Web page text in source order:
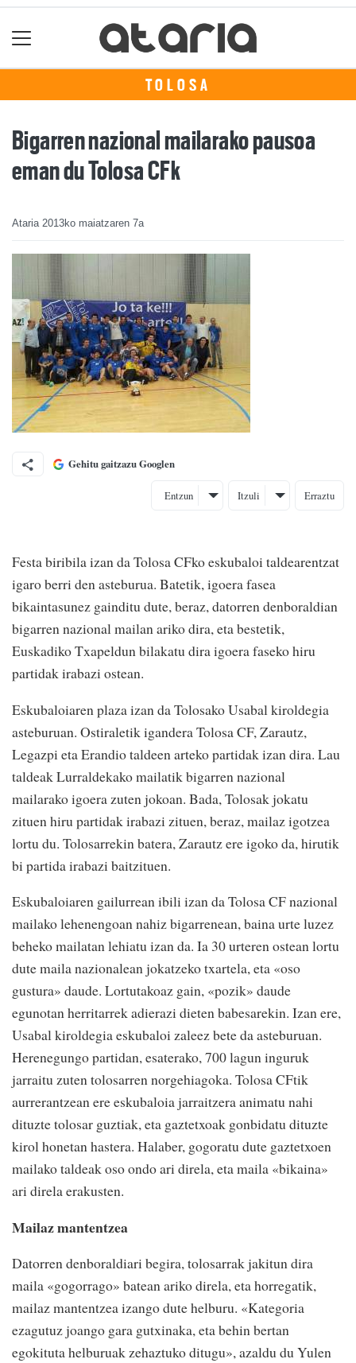
TOLOSA
Bigarren nazional mailarako pausoa
eman du Tolosa CFk
Ataria 2013ko maiatzaren 7a
Gehitu gaitzazu Googlen
Entzun Itzuli Erraztu
Festa biribila izan da Tolosa CFko eskubaloi taldearentzat
igaro berri den asteburua. Batetik, igoera fasea
bikaintasunez gainditu dute, beraz, datorren denboraldian
bigarren nazional mailan ariko dira, eta bestetik,
Euskadiko Txapeldun bilakatu dira igoera faseko hiru
partidak irabazi ostean.
Eskubaloiaren plaza izan da Tolosako Usabal kiroldegia
asteburuan. Ostiraletik igandera Tolosa CF, Zarautz,
Legazpi eta Erandio taldeen arteko partidak izan dira. Lau
taldeak Lurraldekako mailatik bigarren nazional
mailarako igoera zuten jokoan. Bada, Tolosak jokatu
zituen hiru partidak irabazi zituen, beraz, mailaz igotzea
lortu du. Tolosarrekin batera, Zarautz ere igoko da, hirutik
bi partida irabazi baitzituen.
Eskubaloiaren gailurrean ibili izan da Tolosa CF nazional
mailako lehenengoan nahiz bigarrenean, baina urte luzez
beheko mailatan lehiatu izan da. Ia 30 urteren ostean lortu
dute maila nazionalean jokatzeko txartela, eta «oso
gustura» daude. Lortutakoaz gain, «pozik» daude
egunotan herritarrek adierazi dieten babesarekin. Izan ere,
Usabal kiroldegia eskubaloi zaleez bete da asteburuan.
Herenegungo partidan, esaterako, 700 lagun inguruk
jarraitu zuten tolosarren norgehiagoka. Tolosa CFtik
aurrerantzean ere eskubaloia jarraitzera animatu nahi
dituzte tolosar guztiak, eta gaztetxoak gonbidatu dituzte
kirol honetan hastera. Halaber, gogoratu dute gaztetxoen
mailako taldeak oso ondo ari direla, eta maila «bikaina»
ari direla erakusten.
Mailaz mantentzea
Datorren denboraldiari begira, tolosarrak jakitun dira
maila «gogorrago» batean ariko direla, eta horregatik,
mailaz mantentzea izango dute helburu. «Kategoria
ezagutuz joango gara gutxinaka, eta behin bertan
egokituta helburuak zehaztuko ditugu», azaldu du Yulen